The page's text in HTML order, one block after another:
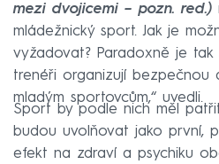
mezi dvojicemi –⁠ pozn. red.)
mládežnický sport. Jak je
vyžadovat? Paradoxně je
trenéři organizují bezpečnou
mladým sportovcům,“ uvedli.
Sport by podle nich měl
budou uvolňovat jako první,
efekt na zdraví a psychiku